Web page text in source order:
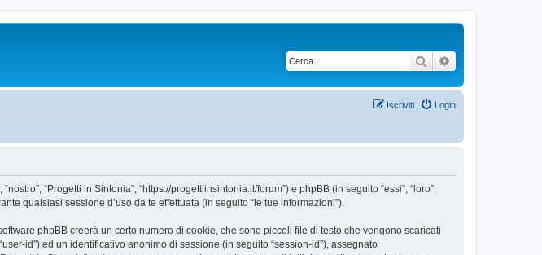
Cerca
Login
Iscriviti
“Progetti in Sintonia”, “https://progettiinsintonia.it/forum”) e phpBB (in seguito “essi”, “loro”,
qualsiasi sessione d’uso da te effettuata (in seguito “le tue informazioni”).
phpBB creerà un certo numero di cookie, che sono piccoli file di testo che vengono scaricati
id”) ed un identificativo anonimo di sessione (in seguito “session-id”), assegnato